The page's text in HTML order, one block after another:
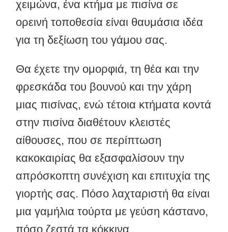
χειμώνα, ένα κτήμα με πισίνα σε
ορεινή τοποθεσία είναι θαυμάσια ιδέα
για τη δεξίωση του γάμου σας.
Θα έχετε την ομορφιά, τη θέα και την
φρεσκάδα του βουνού και την χάρη
μιας πισίνας, ενώ τέτοια κτήματα κοντά
στην πισίνα διαθέτουν κλειστές
αίθουσες, που σε περίπτωση
κακοκαιρίας θα εξασφαλίσουν την
απρόσκοπτη συνέχιση και επιτυχία της
γιορτής σας. Πόσο λαχταριστή θα είναι
μια γαμήλια τούρτα με γεύση κάστανο,
πόσο ζεστά τα κόκκινα